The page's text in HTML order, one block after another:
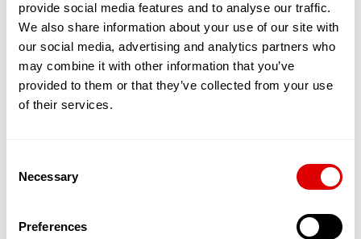
provide social media features and to analyse our traffic.
We also share information about your use of our site with
our social media, advertising and analytics partners who
may combine it with other information that you’ve
provided to them or that they’ve collected from your use
of their services.
Selection
Necessary
Preferences
Appartements en coliving et maisonnées en
coliving
La deuxième catégorie de résidences séniors
sont les «appartements en coliving» ou les «
maisonnées en coliving»
bénéficiant de chambres et de toilettes privées.
En revanche, le salon, la cuisine et la salle de
L’objectif est de favoriser les interactions, le